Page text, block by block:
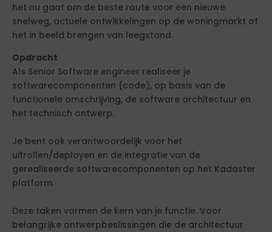
het nu gaat om de beste route voor een nieuwe
snelweg, actuele ontwikkelingen op de woningmarkt of
het in beeld brengen van leegstand.
Opdracht
Als Senior Software engineer realiseer je
softwarecomponenten (code), op basis van de
functionele omschrijving, de software architectuur en
het technisch ontwerp.
Je bent ook verantwoordelijk voor het
uitrollen/deployen en de integratie van de
gerealiseerde softwarecomponenten op het Kadaster
platform.
Deze taken vormen de kern van je functie. Voor
belangrijke ontwerpbeslissingen die de architectuur